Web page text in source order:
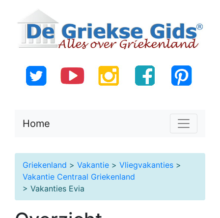
Home
Griekenland > Vakantie > Vliegvakanties >
Vakantie Centraal Griekenland
> Vakanties Evia